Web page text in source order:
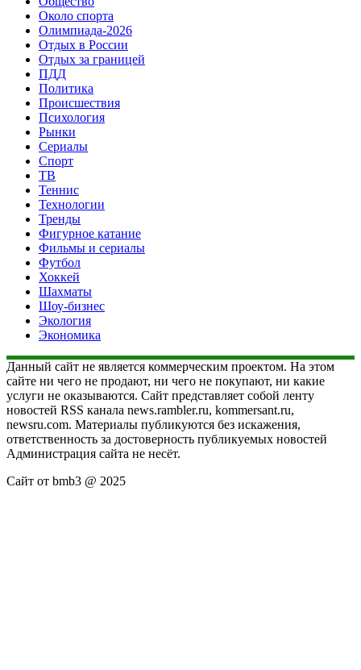
Около спорта
Олимпиада-2026
Отдых в России
Отдых за границей
ПДД
Политика
Происшествия
Психология
Рынки
Сериалы
Спорт
ТВ
Теннис
Технологии
Тренды
Фигурное катание
Фильмы и сериалы
Футбол
Хоккей
Шахматы
Шоу-бизнес
Экология
Экономика
Данный сайт не является коммерческим проектом. На этом
сайте ни чего не продают, ни чего не покупают, ни какие
услуги не оказываются. Сайт представляет собой ленту
новостей RSS канала news.rambler.ru, kommersant.ru,
newsru.com. Материалы публикуются без искажения,
ответственность за достоверность публикуемых новостей
Администрация сайта не несёт.
Сайт от bmb3 @ 2025